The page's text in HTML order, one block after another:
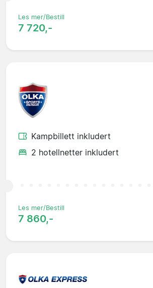
Les mer/Bestill
7 720,-
Kampbillett inkludert
2 hotellnetter inkludert
Les mer/Bestill
7 860,-